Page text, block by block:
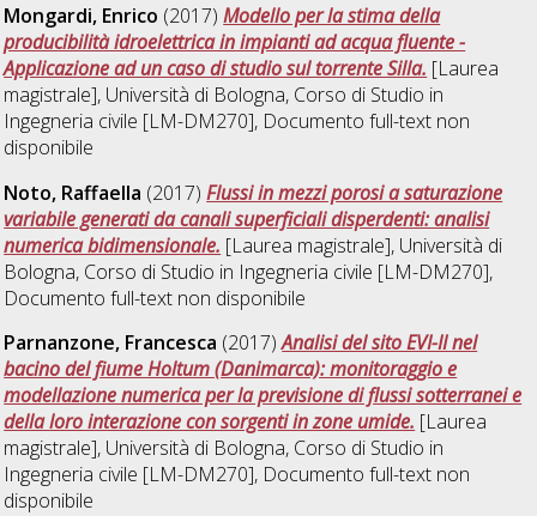
Mongardi, Enrico (2017)Modello per la stima della
producibilità idroelettrica in impianti ad acqua fluente -
Applicazione ad un caso di studio sul torrente Silla. [Laurea
magistrale], Università di Bologna, Corso di Studio in
Ingegneria civile [LM-DM270], Documento full-text non
disponibile
Noto, Raffaella (2017)Flussi in mezzi porosi a saturazione
variabile generati da canali superficiali disperdenti: analisi
numerica bidimensionale. [Laurea magistrale], Università di
Bologna, Corso di Studio in Ingegneria civile [LM-DM270],
Documento full-text non disponibile
Parnanzone, Francesca (2017)Analisi del sito EVI-II nel
bacino del fiume Holtum (Danimarca): monitoraggio e
modellazione numerica per la previsione di flussi sotterranei e
della loro interazione con sorgenti in zone umide. [Laurea
magistrale], Università di Bologna, Corso di Studio in
Ingegneria civile [LM-DM270], Documento full-text non
disponibile